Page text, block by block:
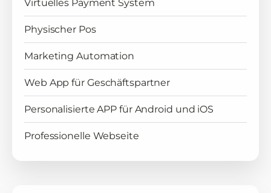
Virtuelles Payment System
Physischer Pos
Marketing Automation
Web App für Geschäftspartner
Personalisierte APP für Android und iOS
Professionelle Webseite